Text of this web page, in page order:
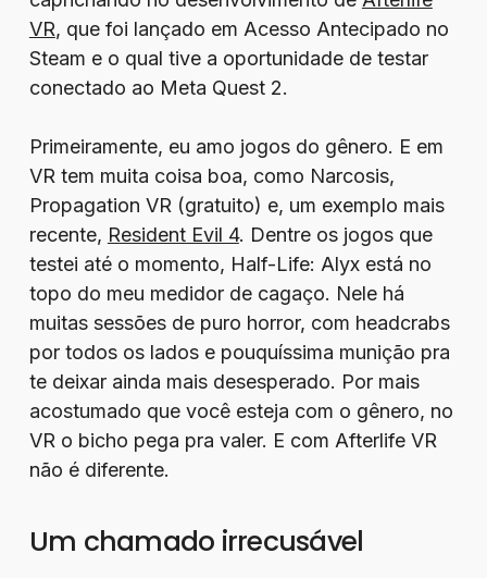
VR, que foi lançado em Acesso Antecipado no
Steam e o qual tive a oportunidade de testar
conectado ao Meta Quest 2.
Primeiramente, eu amo jogos do gênero. E em
VR tem muita coisa boa, como Narcosis,
Propagation VR (gratuito) e, um exemplo mais
recente, Resident Evil 4. Dentre os jogos que
testei até o momento, Half-Life: Alyx está no
topo do meu medidor de cagaço. Nele há
muitas sessões de puro horror, com headcrabs
por todos os lados e pouquíssima munição pra
te deixar ainda mais desesperado. Por mais
acostumado que você esteja com o gênero, no
VR o bicho pega pra valer. E com Afterlife VR
não é diferente.
Um chamado irrecusável